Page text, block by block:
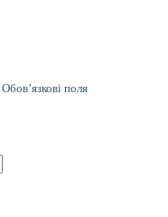
Обов’язкові поля